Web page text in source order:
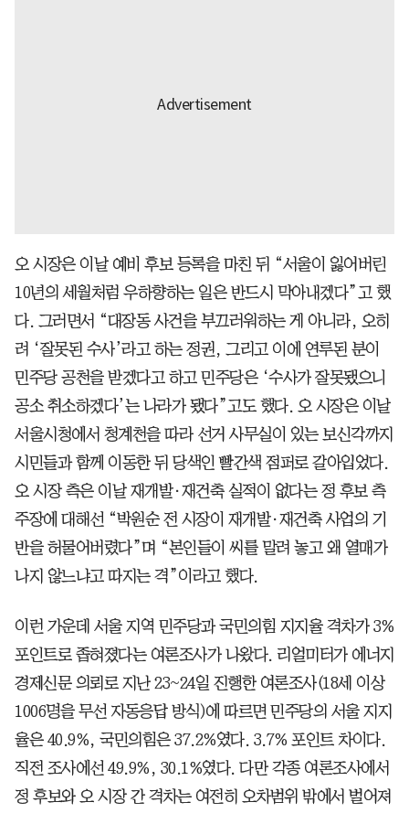
오 시장은 이날 예비 후보 등록을 마친 뒤 “서울이 잃어버린
10년의 세월처럼 우하향하는 일은 반드시 막아내겠다”고 했
다. 그러면서 “대장동 사건을 부끄러워하는 게 아니라, 오히
려 ‘잘못된 수사’라고 하는 정권, 그리고 이에 연루된 분이
민주당 공천을 받겠다고 하고 민주당은 ‘수사가 잘못됐으니
공소 취소하겠다’는 나라가 됐다”고도 했다. 오 시장은 이날
서울시청에서 청계천을 따라 선거 사무실이 있는 보신각까지
시민들과 함께 이동한 뒤 당색인 빨간색 점퍼로 갈아입었다.
오 시장 측은 이날 재개발·재건축 실적이 없다는 정 후보 측
주장에 대해선 “박원순 전 시장이 재개발·재건축 사업의 기
반을 허물어버렸다”며 “본인들이 씨를 말려 놓고 왜 열매가
나지 않느냐고 따지는 격”이라고 했다.
이런 가운데 서울 지역 민주당과 국민의힘 지지율 격차가 3%
포인트로 좁혀졌다는 여론조사가 나왔다. 리얼미터가 에너지
경제신문 의뢰로 지난 23~24일 진행한 여론조사(18세 이상
1006명을 무선 자동응답 방식)에 따르면 민주당의 서울 지지
율은 40.9%, 국민의힘은 37.2%였다. 3.7% 포인트 차이다.
직전 조사에선 49.9%, 30.1%였다. 다만 각종 여론조사에서
정 후보와 오 시장 간 격차는 여전히 오차범위 밖에서 벌어져